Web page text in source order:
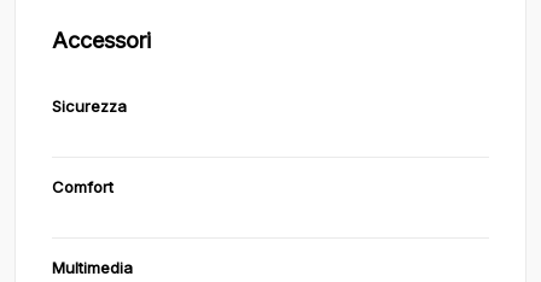
Accessori
Sicurezza
Comfort
Multimedia